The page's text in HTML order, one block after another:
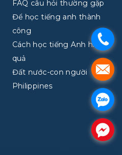
FAQ câu hỏi thường gặp
Để học tiếng anh thành
công
Cách học tiếng Anh hiệu
quả
Đất nước-con người
Philippines
.
.
.
.